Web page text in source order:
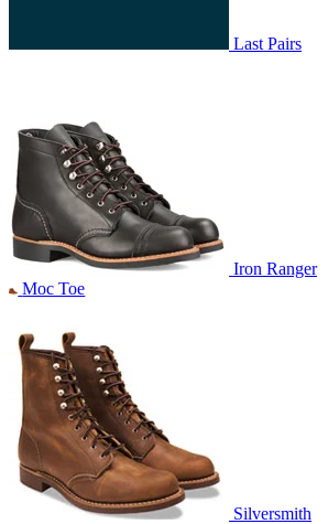
Last Pairs
Iron Ranger
Moc Toe
Silversmith